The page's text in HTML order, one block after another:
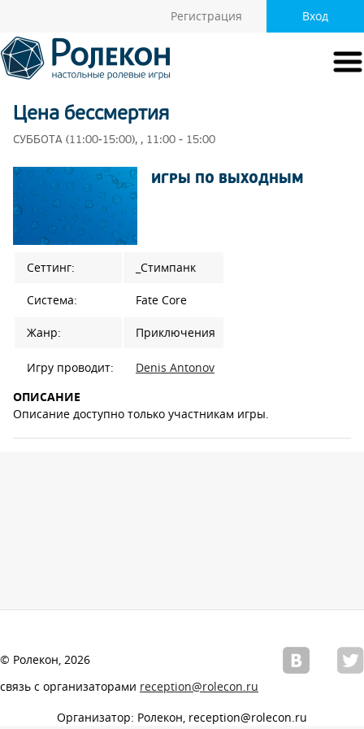
Вход
Регистрация
Цена бессмертия
СУББОТА (11:00-15:00), , 11:00 - 15:00
ИГРЫ ПО ВЫХОДНЫМ
Сеттинг: _Стимпанк
Система: Fate Core
Жанр: Приключения
Игру проводит: Denis Antonov
ОПИСАНИЕ
Описание доступно только участникам игры.
© Ролекон, 2026
связь с организаторами reception@rolecon.ru
Организатор: Ролекон, reception@rolecon.ru